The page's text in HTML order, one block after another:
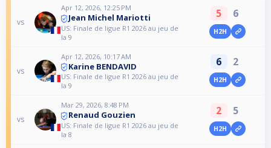
vs
Apr 12, 2026, 12:25 PM
Jean Michel Mariotti
US: Finale de ligue R1 2026 au jeu de
la 9
5 6
H2H
vs
Apr 12, 2026, 10:17 AM
Karine BENDAVID
US: Finale de ligue R1 2026 au jeu de
la 9
6 2
H2H
vs
Mar 29, 2026, 8:48 PM
Renaud Gouzien
US: Finale de ligue R1 2026 au jeu de
la 8
2 5
H2H